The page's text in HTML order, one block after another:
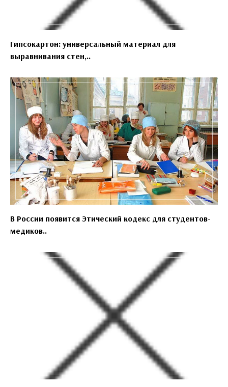
Гипсокартон: универсальный материал для
выравнивания стен,..
В России появится Этический кодекс для студентов-
медиков..